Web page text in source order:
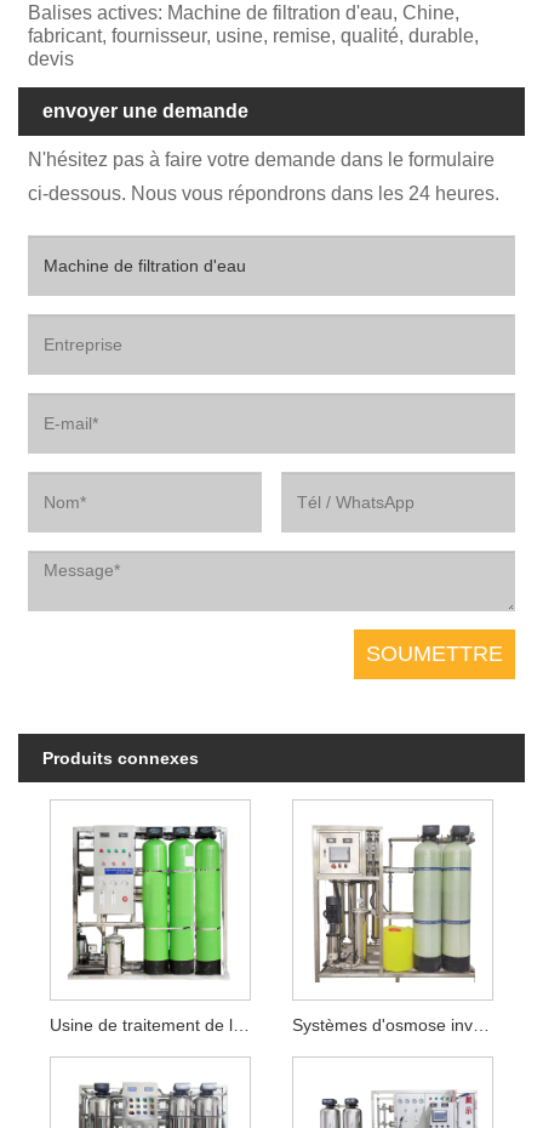
Balises actives: Machine de filtration d'eau, Chine,
fabricant, fournisseur, usine, remise, qualité, durable,
devis
envoyer une demande
N'hésitez pas à faire votre demande dans le formulaire
ci-dessous. Nous vous répondrons dans les 24 heures.
Produits connexes
Usine de traitement de l'eau pure